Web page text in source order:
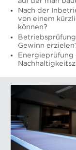
Nach der
von einem
können?
Gewinn
Energieprüfung